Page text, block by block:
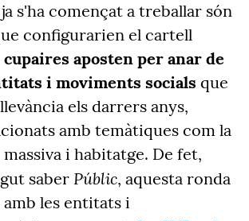
s'ha començat a treballar són
configurarien el cartell
cupaires aposten per anar de
i moviments socials que
els darrers anys,
amb temàtiques com la
i habitatge. De fet,
saber Públic, aquesta ronda
les entitats i